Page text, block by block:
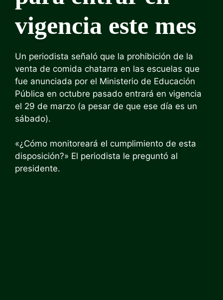
vigencia este mes
Un periodista señaló que la prohibición de la
venta de comida chatarra en las escuelas que
fue anunciada por el Ministerio de Educación
Pública en octubre pasado entrará en vigencia
el 29 de marzo (a pesar de que ese día es un
sábado).
«¿Cómo monitoreará el cumplimiento de esta
disposición?» El periodista le preguntó al
presidente.